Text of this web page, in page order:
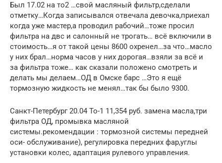
Был 17.02 на то2 …свой масляный фильтр,сделали
отметку…Когда записывался отвечала девочка,приехал
когда уже мастер,а проводил рабочий…тоже просил
фильтра на двс и салонный не трогать… всё включили в
стоимость…я от такой цены 8600 охренел…за что…масло
у них брал…норма часов у них дорогая…взяли за всё и
за фильтра тоже… как сказали положено смотреть и
делать мы делаем…ОД в Омске барс …Это я ещё
тормозную жидкость не менял…так бы было 9300.
Санкт-Петербург 20.04 То-1 11,354 руб. замена масла,три
фильтра ОД, промывка масляной
системы.рекомендации : тормозной системы передней
оси- обслуживание), регулировка передних фар,углы
установки колес, адаптация рулевого управления.